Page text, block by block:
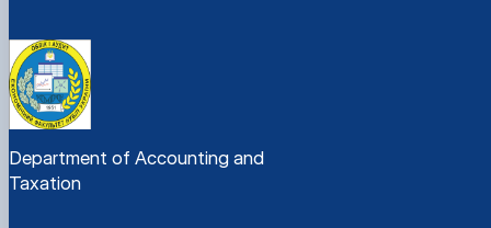
Department of Accounting and
Taxation